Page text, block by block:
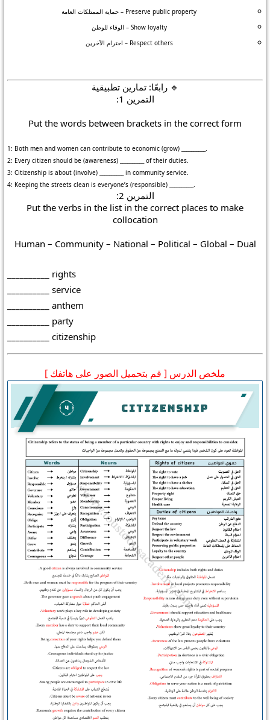
Preserve public property – حماية الممتلكات العامة
Show loyalty – الوفاء للوطن
Respect others – احترام الآخرين
🔹 رابعًا: تمارين تطبيقية
التمرين 1:
Put the words between brackets in the correct form
1: Both men and women can contribute to economic (grow) __________.
2: Every citizen should be (awareness) __________ of their duties.
3: Citizenship is about (involve) __________ in community service.
4: Keeping the streets clean is everyone’s (responsible) __________.
التمرين 2:
Put the verbs in the list in the correct places to make
collocation
Human – Community – National – Political – Global – Dual
__________ rights
__________ service
__________ anthem
__________ party
__________ citizenship
ملخص الدرس [ قم بتحميل الصور على هاتفك ]